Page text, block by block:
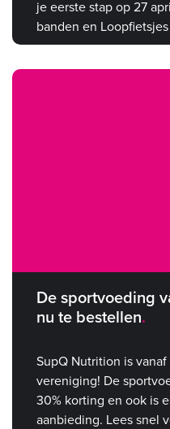
je eerste stap op 27
banden en Loopfietsjes
De sportvoeding
nu te bestellen
SupQ Nutrition is
vereniging! De
30% korting en ook is
aanbieding. Lees snel